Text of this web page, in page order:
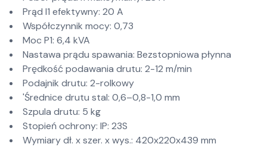
Prąd I1 efektywny: 20 A
Współczynnik mocy: 0,73
Moc P1: 6,4 kVA
Nastawa prądu spawania: Bezstopniowa płynna
Prędkość podawania drutu: 2-12 m/min
Podajnik drutu: 2-rolkowy
'Średnice drutu stal: 0,6–0,8-1,0 mm
Szpula drutu: 5 kg
Stopień ochrony: IP: 23S
Wymiary dł. x szer. x wys.: 420x220x439 mm